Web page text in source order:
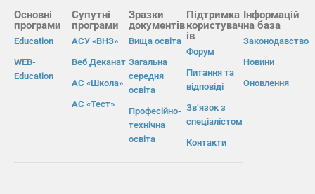
Основні
програми
Education
WEB-
Education
Супутні
програми
АСУ «ВНЗ»
Веб Деканат
АС «Школа»
АС «Тест»
Зразки
документів
Вища освіта
Загальна
середня
освіта
Професійно-
технічна
освіта
Підтримка
користувач
ів
Форум
Питання та
відповіді
Зв’язок з
спеціалістом
Контакти
Інформацій
на база
Законодавство
Новини
Оновлення